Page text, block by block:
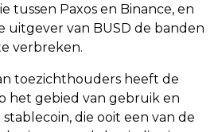
tussen Paxos en Binance, en
uitgever van BUSD de banden
verbreken.
toezichthouders heeft de
het gebied van gebruik en
die ooit een van de